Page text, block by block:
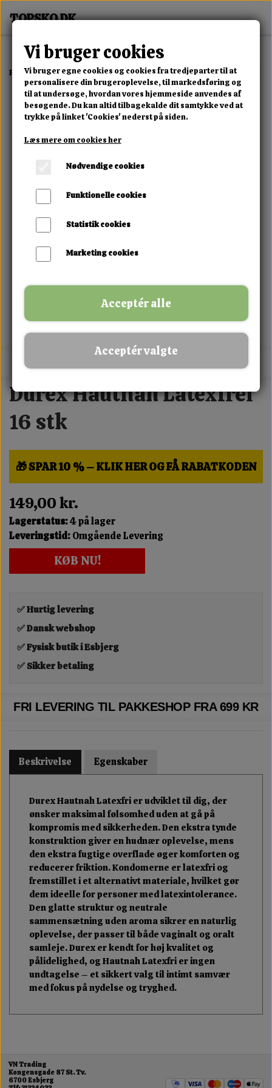
Forside Erotisk Kollektion Alle Produkter Durex Hautnah
MIX FRIT · KØB 3 BETAL FOR 2
Durex Hautnah Latexfrei
16 stk
🎁 SPAR 10 % – KLIK HER OG FÅ RABATKODEN
149,00 kr.
Lagerstatus:4 på lager
Leveringstid:Omgående Levering
KØB NU!
✅ Hurtig levering
✅ Dansk webshop
✅ Fysisk butik i Esbjerg
✅ Sikker betaling
FRI LEVERING TIL PAKKESHOP FRA 699 KR
Beskrivelse Egenskaber
Durex Hautnah Latexfri er udviklet til dig, der
ønsker maksimal følsomhed uden at gå på
kompromis med sikkerheden. Den ekstra tynde
konstruktion giver en hudnær oplevelse, mens
den ekstra fugtige overflade øger komforten og
reducerer friktion. Kondomerne er latexfri og
fremstillet i et alternativt materiale, hvilket gør
dem ideelle for personer med latexintolerance.
Den glatte struktur og neutrale
sammensætning uden aroma sikrer en naturlig
oplevelse, der passer til både vaginalt og oralt
samleje. Durex er kendt for høj kvalitet og
pålidelighed, og Hautnah Latexfri er ingen
undtagelse – et sikkert valg til intimt samvær
med fokus på nydelse og tryghed.
VN Trading
Kongensgade 87 St. Tv.
6700 Esbjerg
Vi bruger cookies
Vi bruger egne cookies og cookies fra tredjeparter til at
personalisere din brugeroplevelse, til markedsføring og
til at undersøge, hvordan vores hjemmeside anvendes af
besøgende. Du kan altid tilbagekalde dit samtykke ved at
trykke på linket 'Cookies' nederst på siden.
Læs mere om cookies her
Nødvendige cookies
Funktionelle cookies
Statistik cookies
Marketing cookies
Acceptér alle
Acceptér valgte